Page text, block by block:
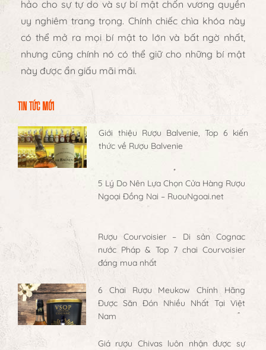
hảo cho sự tự do và sự bí mật chốn vương quyền
uy nghiêm trang trọng. Chính chiếc chìa khóa này
có thể mở ra mọi bí mật to lớn và bất ngờ nhất,
nhưng cũng chính nó có thể giữ cho những bí mật
này được ẩn giấu mãi mãi.
TIN TỨC MỚI
Giới thiệu Rượu Balvenie, Top 6 kiến
thức về Rượu Balvenie
5 Lý Do Nên Lựa Chọn Cửa Hàng Rượu
Ngoại Đồng Nai – RuouNgoai.net
Rượu Courvoisier – Di sản Cognac
nước Pháp & Top 7 chai Courvoisier
đáng mua nhất
6 Chai Rượu Meukow Chính Hãng
Được Săn Đón Nhiều Nhất Tại Việt
Nam
Giá rượu Chivas luôn nhận được sự